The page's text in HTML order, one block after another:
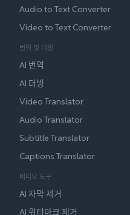
Audio to Text Converter
Video to Text Converter
번역 및 더빙
AI 번역
AI 더빙
Video Translator
Audio Translator
Subtitle Translator
Captions Translator
비디오 도구
AI 자막 제거
AI 워터마크 제거